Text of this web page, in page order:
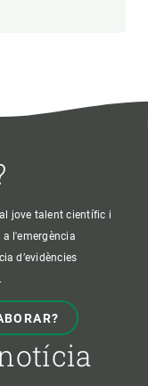
jove talent científic i
l'emergència
d’evidències